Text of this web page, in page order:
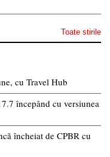
Toate stirile
cu Travel Hub
începând cu versiunea
încheiat de CPBR cu